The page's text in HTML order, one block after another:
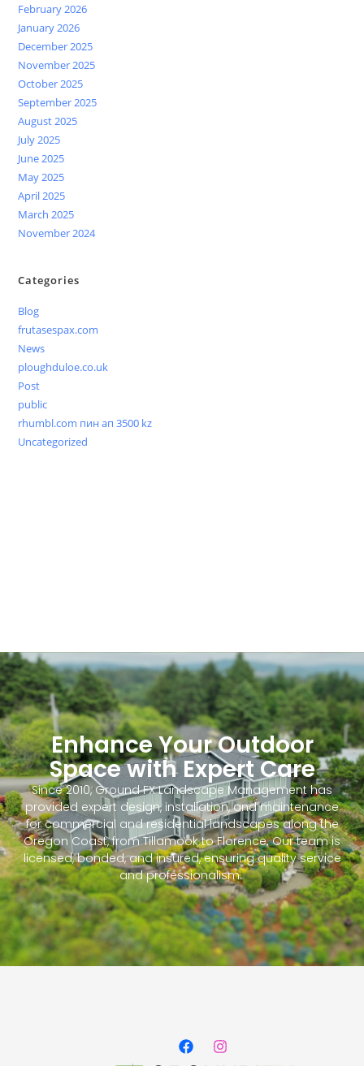
February 2026
January 2026
December 2025
November 2025
October 2025
September 2025
August 2025
July 2025
June 2025
May 2025
April 2025
March 2025
November 2024
Categories
Blog
frutasespax.com
News
ploughduloe.co.uk
Post
public
rhumbl.com пин ап 3500 kz
Uncategorized
Enhance Your Outdoor
Space with Expert Care
Since 2010, Ground FX Landscape Management has
provided expert design, installation, and maintenance
for commercial and residential landscapes along the
Oregon Coast, from Tillamook to Florence. Our team is
licensed, bonded, and insured, ensuring quality service
and professionalism.